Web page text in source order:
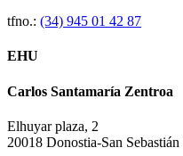
tfno.: (34) 945 01 42 87
EHU
Carlos Santamaría Zentroa
Elhuyar plaza, 2
20018 Donostia-San Sebastián